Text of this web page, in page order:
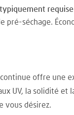
pré-séchage.
continue offre une
UV, la solidité et
vous désirez.